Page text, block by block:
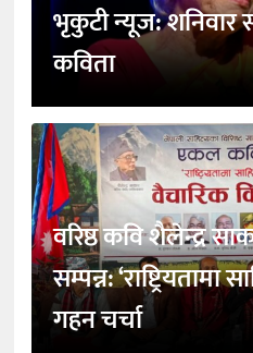
भृकुटी न्यूज: शनिवार
कविता
वरिष्ठ कवि शैलेन्द्र
सम्पन्न: ‘राष्ट्रियतामा
गहन चर्चा